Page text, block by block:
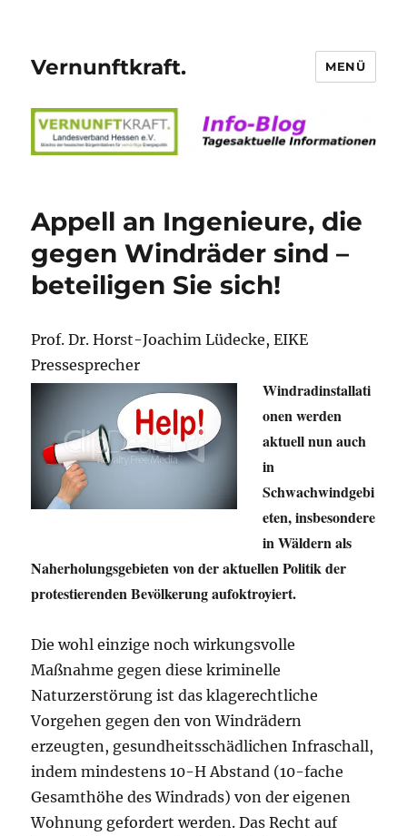
Vernunftkraft. MENÜ
Appell an Ingenieure, die
gegen Windräder sind –
beteiligen Sie sich!
Prof. Dr. Horst-Joachim Lüdecke, EIKE
Pressesprecher
Windradinstallati
onen werden
aktuell nun auch
in
Schwachwindgebi
eten, insbesondere
in Wäldern als
Naherholungsgebieten von der aktuellen Politik der
protestierenden Bevölkerung aufoktroyiert.
Die wohl einzige noch wirkungsvolle
Maßnahme gegen diese kriminelle
Naturzerstörung ist das klagerechtliche
Vorgehen gegen den von Windrädern
erzeugten, gesundheitsschädlichen Infraschall,
indem mindestens 10-H Abstand (10-fache
Gesamthöhe des Windrads) von der eigenen
Wohnung gefordert werden. Das Recht auf